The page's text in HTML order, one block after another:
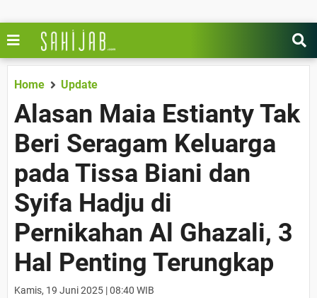
Home Update
Alasan Maia Estianty Tak
Beri Seragam Keluarga
pada Tissa Biani dan
Syifa Hadju di
Pernikahan Al Ghazali, 3
Hal Penting Terungkap
Kamis, 19 Juni 2025 | 08:40 WIB